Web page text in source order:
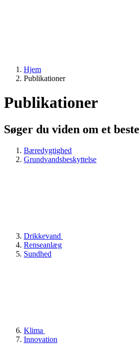
Hjem
Publikationer
Publikationer
Søger du viden om et
Bæredygtighed
Grundvandsbeskyttelse
Drikkevand
Renseanlæg
Sundhed
Klima
Innovation